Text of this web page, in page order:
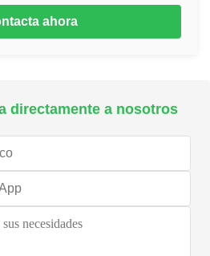
ahora
directamente a nosotros